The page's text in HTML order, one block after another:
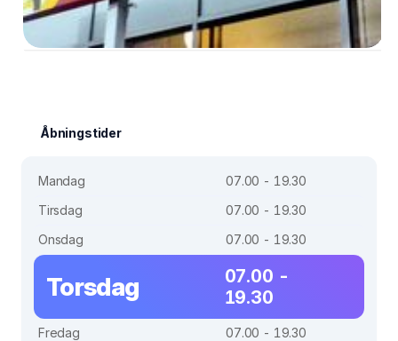
Åbningstider
Mandag
07.00 - 19.30
Tirsdag
07.00 - 19.30
Onsdag
07.00 - 19.30
Torsdag
07.00 -
19.30
Fredag
07.00 - 19.30